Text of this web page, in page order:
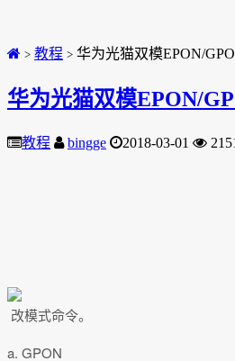
> 教程 > 华为光猫双模EPON/
华为光猫双模EPON/
教程 bingge 2018-03-01
改模式命令。
a. GPON